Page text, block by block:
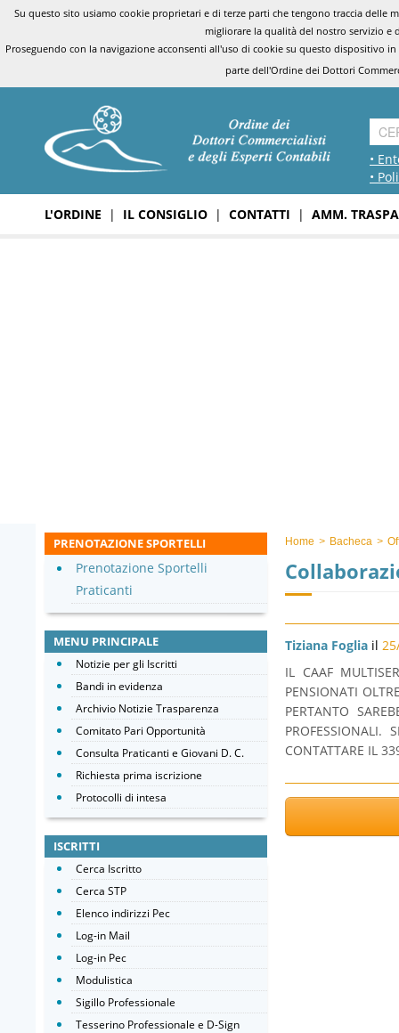
Su questo sito usiamo cookie proprietari e di terze parti che tengono traccia
migliorare la qualità del nostro servizio e
Proseguendo con la navigazione acconsenti all'uso di cookie su questo dispositivo
parte dell'Ordine dei Dottori
•
•
L'ORDINE | IL CONSIGLIO | CONTATTI | AMM.
Home > Bacheca >
Tiziana Foglia il
IL CAAF
PENSIONATI
PERTANTO
PROFESSIONALI.
CONTATTARE IL
PRENOTAZIONE SPORTELLI
Prenotazione Sportelli
Praticanti
MENU PRINCIPALE
Notizie per gli Iscritti
Bandi in evidenza
Archivio Notizie Trasparenza
Comitato Pari Opportunità
Consulta Praticanti e Giovani D. C.
Richiesta prima iscrizione
Protocolli di intesa
ISCRITTI
Cerca Iscritto
Cerca STP
Elenco indirizzi Pec
Log-in Mail
Log-in Pec
Modulistica
Sigillo Professionale
Tesserino Professionale e D-Sign